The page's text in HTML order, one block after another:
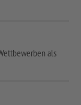
als